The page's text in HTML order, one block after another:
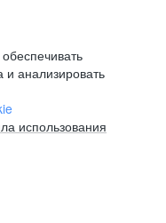
и анализировать
использования